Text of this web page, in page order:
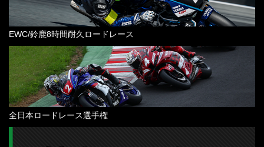
EWC/鈴鹿8時間耐久ロードレース
全日本ロードレース選手権